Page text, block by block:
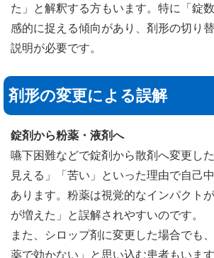
た」と解釈する方もいます。特に「錠
感的に捉える傾向があり、剤形の切り
説明が必要です。
剤形の変更による誤解
錠剤から粉薬・液剤へ
嚥下困難などで錠剤から散剤へ変更し
見える」「苦い」といった理由で自己
あります。粉薬は視覚的なインパクト
が増えた」と誤解されやすいのです。
また、シロップ剤に変更した場合でも
薬で効かない」と思い込む患者もいます